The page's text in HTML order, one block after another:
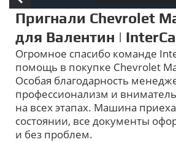
Пригнали Chevrolet
для Валентин |
Огромное спасибо команде
помощь в покупке Chevrolet
Особая благодарность
профессионализм и
на всех этапах. Машина
состоянии, все документы
и без проблем.